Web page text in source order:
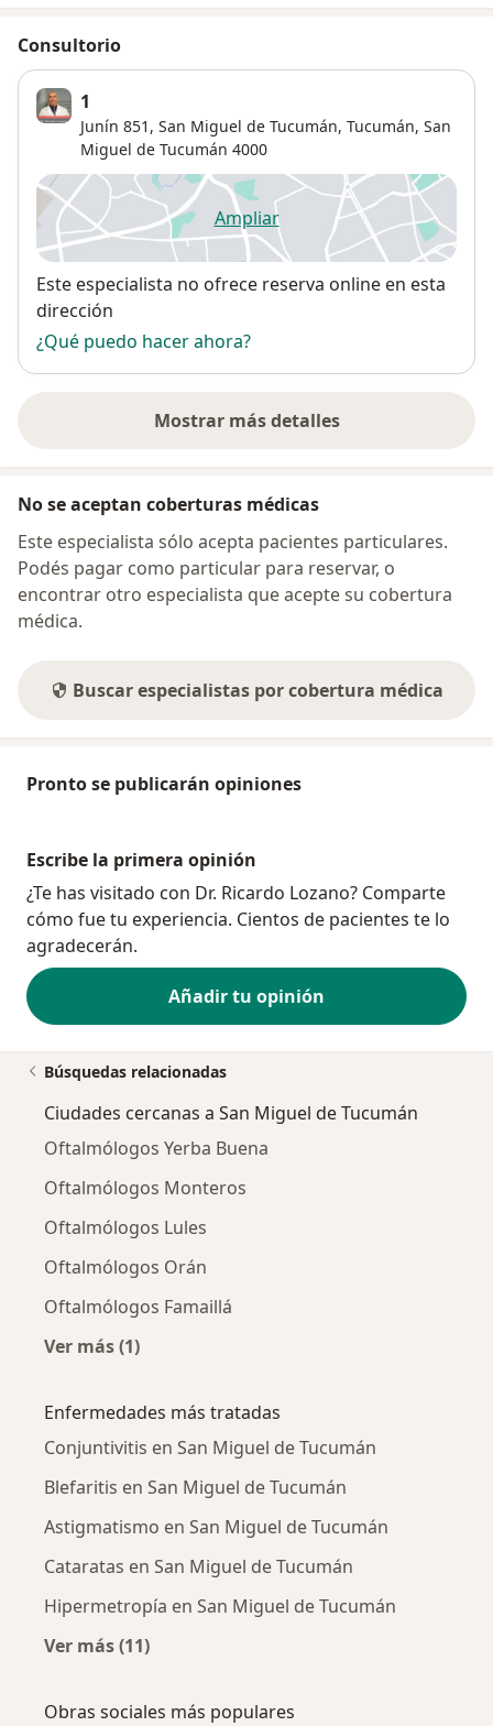
Consultorio
1
Junín 851, San Miguel de Tucumán, Tucumán, San
Miguel de Tucumán 4000
Ampliarse abre en una nueva
Disponibilidad
Este especialista no ofrece reserva online en esta
dirección
¿Qué puedo hacer ahora?
Mostrar más detalles
sobre la dirección
No se aceptan coberturas médicas
Este especialista sólo acepta pacientes particulares.
Podés pagar como particular para reservar, o
encontrar otro especialista que acepte su cobertura
médica.
Buscar especialistas por cobertura médica
Pronto se publicarán opiniones
Escribe la primera opinión
¿Te has visitado con Dr. Ricardo Lozano? Comparte
cómo fue tu experiencia. Cientos de pacientes te lo
agradecerán.
Añadir tu opinión
Búsquedas relacionadas
Ciudades cercanas a San Miguel de Tucumán
Oftalmólogos Yerba Buena
Oftalmólogos Monteros
Oftalmólogos Lules
Oftalmólogos Orán
Oftalmólogos Famaillá
Ver más (1)
Enfermedades más tratadas
Conjuntivitis en San Miguel de Tucumán
Blefaritis en San Miguel de Tucumán
Astigmatismo en San Miguel de Tucumán
Cataratas en San Miguel de Tucumán
Hipermetropía en San Miguel de Tucumán
Ver más (11)
Obras sociales más populares